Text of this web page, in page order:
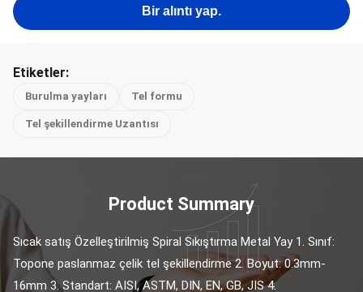
Bir alıntı yap.
Etiketler:
Burulma yayları Tel formu
Tel şekillendirme Uzantısı
Product Summary
Sıcak satış Özelleştirilmiş Spiral Sıkıştırma Metal Yay 1. Sınıf:
Topone paslanmaz çelik tel şekillendirme 2. Boyut: 0.3mm-
16mm 3. Standart: AISI, ASTM, DIN, EN, GB, JIS 4.